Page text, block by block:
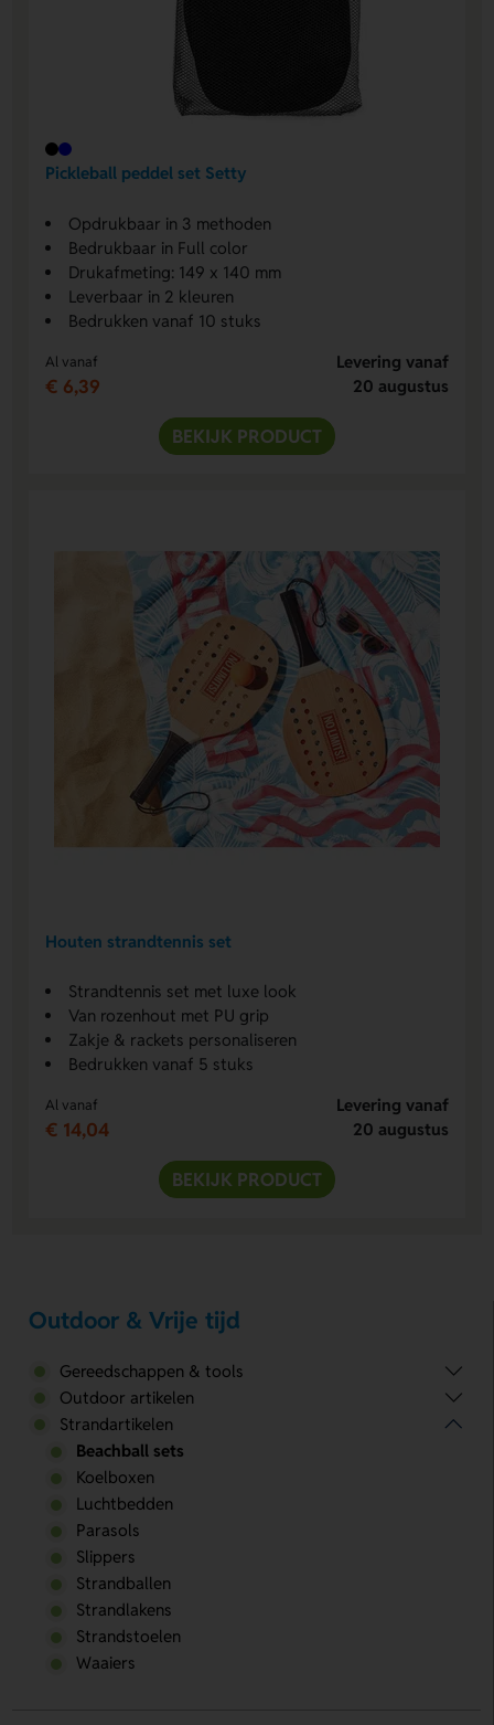
Pickleball peddel set Setty
Opdrukbaar in 3 methoden
Bedrukbaar in Full color
Drukafmeting: 149 x 140 mm
Leverbaar in 2 kleuren
Bedrukken vanaf 10 stuks
Al vanaf
€ 6,39
Levering vanaf
20 augustus
BEKIJK PRODUCT
Houten strandtennis set
Strandtennis set met luxe look
Van rozenhout met PU grip
Zakje & rackets personaliseren
Bedrukken vanaf 5 stuks
Al vanaf
€ 14,04
Levering vanaf
20 augustus
BEKIJK PRODUCT
Outdoor & Vrije tijd
Gereedschappen & tools
Outdoor artikelen
Strandartikelen
Beachball sets
Koelboxen
Luchtbedden
Parasols
Slippers
Strandballen
Strandlakens
Strandstoelen
Waaiers